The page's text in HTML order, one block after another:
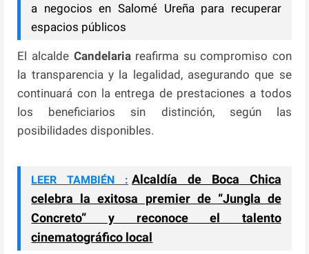
a negocios en Salomé Ureña para recuperar
espacios públicos
El alcalde Candelariareafirma su compromiso con
la transparencia y la legalidad, asegurando que se
continuará con la entrega de prestaciones a todos
los beneficiarios sin distinción, según las
posibilidades disponibles.
LEER TAMBIÉN : Alcaldía de Boca Chica
celebra la exitosa premier de “Jungla de
Concreto” y reconoce el talento
cinematográfico local